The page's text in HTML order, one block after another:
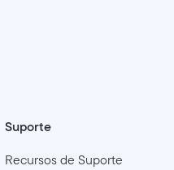
Suporte
Recursos de Suporte